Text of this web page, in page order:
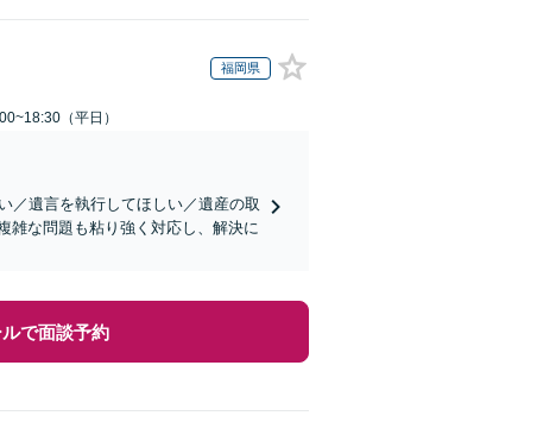
福岡県
（平日）
／遺言を執行してほしい／遺産の取
雑な問題も粘り強く対応し、解決に
ルで面談予約